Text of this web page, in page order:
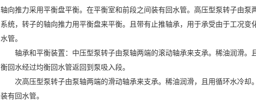
轴向推力采用平衡盘平衡。在平衡室和前段之间装有回水管。高压型泵转子由
系统，转子的轴向推力用平衡盘来平衡。且带有止推轴承，用于承受由于工况
水管。
轴承和平衡装置：中压型泵转子由泵轴两端的滚动轴承来支承。稀油润滑
衡回水经过均衡回水管返回到泵吸入段。
次高压型泵转子由泵轴两端的滑动轴承来支承。稀油润滑，且用循环水冷
装有回水管。